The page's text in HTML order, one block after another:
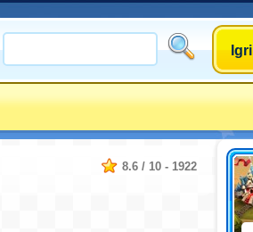
Igri
8.6 / 10 - 1922